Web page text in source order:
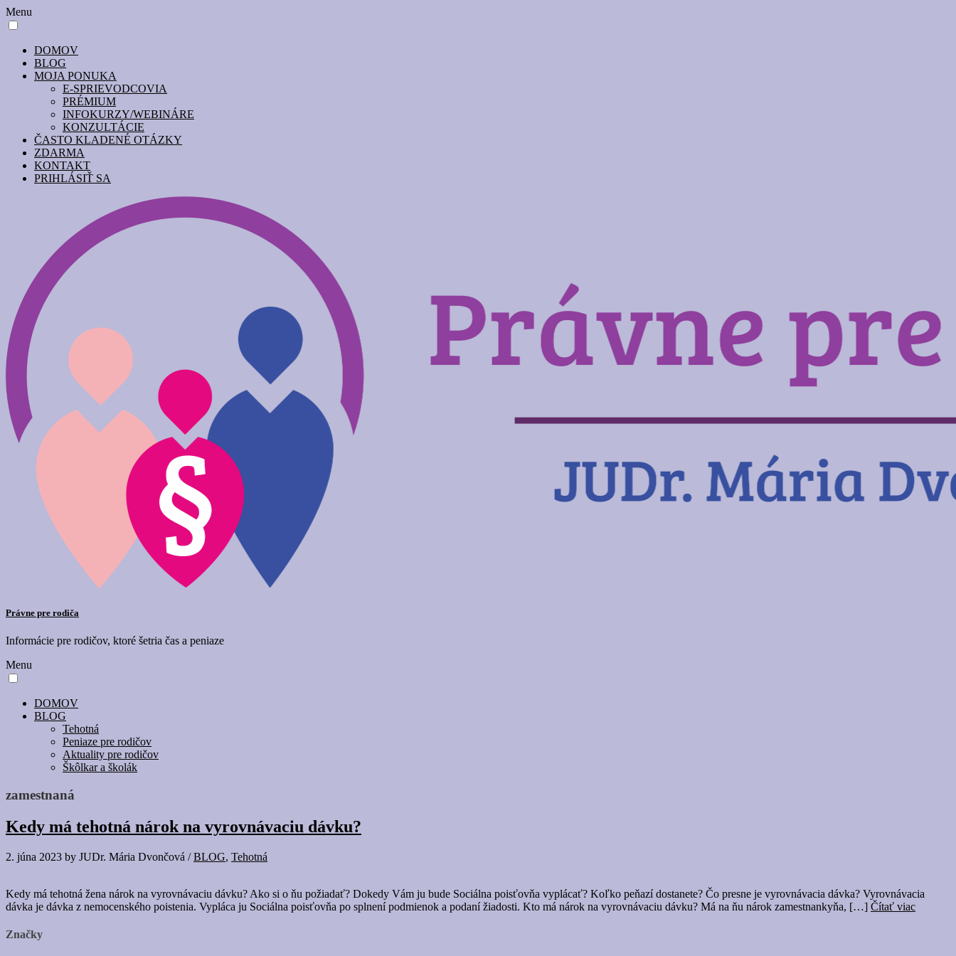
Menu
DOMOV
BLOG
MOJA PONUKA
E-SPRIEVODCOVIA
PRÉMIUM
INFOKURZY/WEBINÁRE
KONZULTÁCIE
ČASTO KLADENÉ OTÁZKY
ZDARMA
KONTAKT
PRIHLÁSIŤ SA
Právne pre rodiča
Informácie pre rodičov, ktoré šetria čas a peniaze
Menu
DOMOV
BLOG
Tehotná
Peniaze pre rodičov
Aktuality pre rodičov
Škôlkar a školák
zamestnaná
Kedy má tehotná nárok na vyrovnávaciu dávku?
2. júna 2023 by JUDr. Mária Dvončová /BLOG, Tehotná
Kedy má tehotná žena nárok na vyrovnávaciu dávku? Ako si o ňu požiadať? Dokedy Vám ju bude Sociálna poisťovňa vyplácať? Koľko peňazí dostanete? Čo presne je vyrovnávacia dávka? Vyrovnávacia
dávka je dávka z nemocenského poistenia. Vypláca ju Sociálna poisťovňa po splnení podmienok a podaní žiadosti. Kto má nárok na vyrovnávaciu dávku? Má na ňu nárok zamestnankyňa, […] Čítať viac
Značky